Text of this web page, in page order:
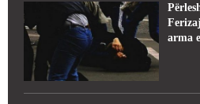
arma